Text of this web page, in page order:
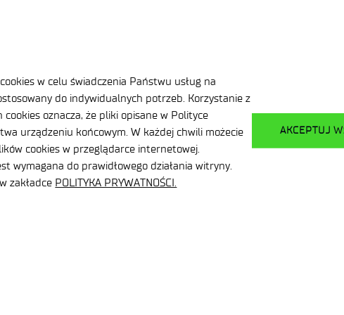
w celu świadczenia Państwu usług na
do indywidualnych potrzeb. Korzystanie z
oznacza, że pliki opisane w Polityce
urządzeniu końcowym. W każdej chwili możecie
cookies w przeglądarce internetowej.
wymagana do prawidłowego działania witryny.
zakładce POLITYKA PRYWATNOŚCI.
AKCEPTUJ
rozwija technologie
i obronności
Łukasiewicz – ITECH
podsumowuje rok transformacji
instytutu
.